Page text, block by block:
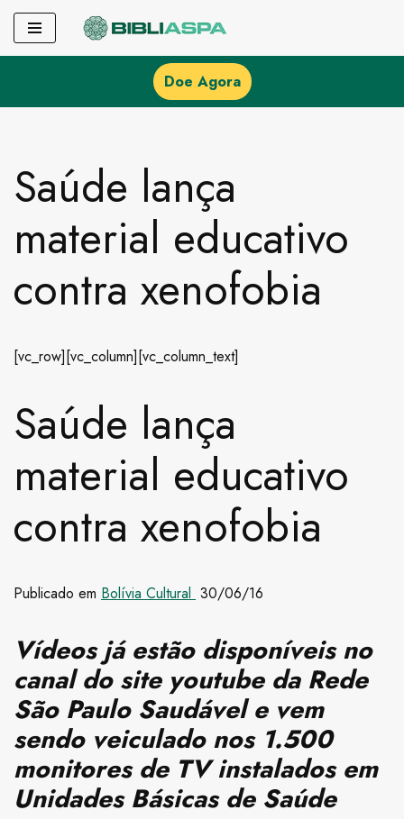
Pular
o
Doe Agora
Saúde lança
material educativo
contra xenofobia
[vc_row][vc_column][vc_column_text]
Saúde lança
material educativo
contra xenofobia
Publicado em Bolívia Cultural 30/06/16
Vídeos já estão disponíveis no
canal do site youtube da Rede
São Paulo Saudável e vem
sendo veiculado nos 1.500
monitores de TV instalados em
Unidades Básicas de Saúde